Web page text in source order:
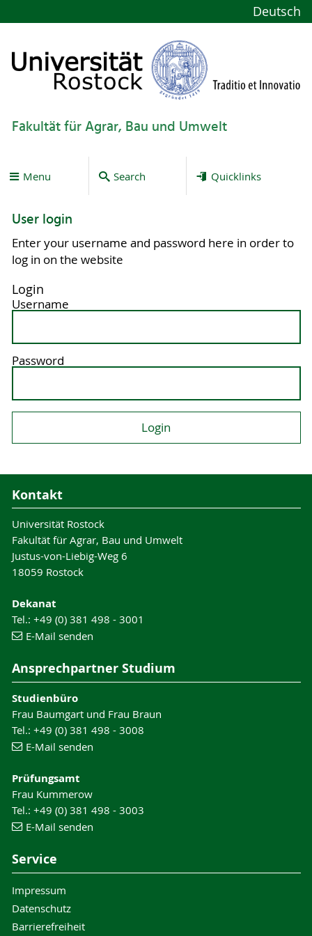
Deutsch
Fakultät für Agrar, Bau und Umwelt
Menu Search Quicklinks
User login
Enter your username and password here in order to
log in on the website
Login
Username
Password
Kontakt
Universität Rostock
Fakultät für Agrar, Bau und Umwelt
Justus-von-Liebig-Weg 6
18059 Rostock
Dekanat
Tel.: +49 (0) 381 498 - 3001
E-Mail senden
Ansprechpartner Studium
Studienbüro
Frau Baumgart und Frau Braun
Tel.: +49 (0) 381 498 - 3008
E-Mail senden
Prüfungsamt
Frau Kummerow
Tel.: +49 (0) 381 498 - 3003
E-Mail senden
Service
Impressum
Datenschutz
Barrierefreiheit